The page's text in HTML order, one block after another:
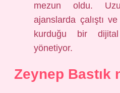
mezun oldu.
ajanslarda çalıştı
kurduğu bir
yönetiyor.
Zeynep Bastık